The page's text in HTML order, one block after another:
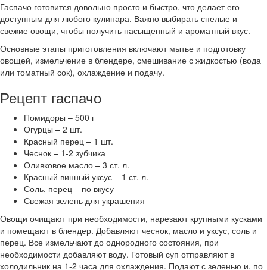
Гаспачо готовится довольно просто и быстро, что делает его
доступным для любого кулинара. Важно выбирать спелые и
свежие овощи, чтобы получить насыщенный и ароматный вкус.
Основные этапы приготовления включают мытье и подготовку
овощей, измельчение в блендере, смешивание с жидкостью (вода
или томатный сок), охлаждение и подачу.
Рецепт гаспачо
Помидоры – 500 г
Огурцы – 2 шт.
Красный перец – 1 шт.
Чеснок – 1-2 зубчика
Оливковое масло – 3 ст. л.
Красный винный уксус – 1 ст. л.
Соль, перец – по вкусу
Свежая зелень для украшения
Овощи очищают при необходимости, нарезают крупными кусками
и помещают в блендер. Добавляют чеснок, масло и уксус, соль и
перец. Все измельчают до однородного состояния, при
необходимости добавляют воду. Готовый суп отправляют в
холодильник на 1-2 часа для охлаждения. Подают с зеленью и, по